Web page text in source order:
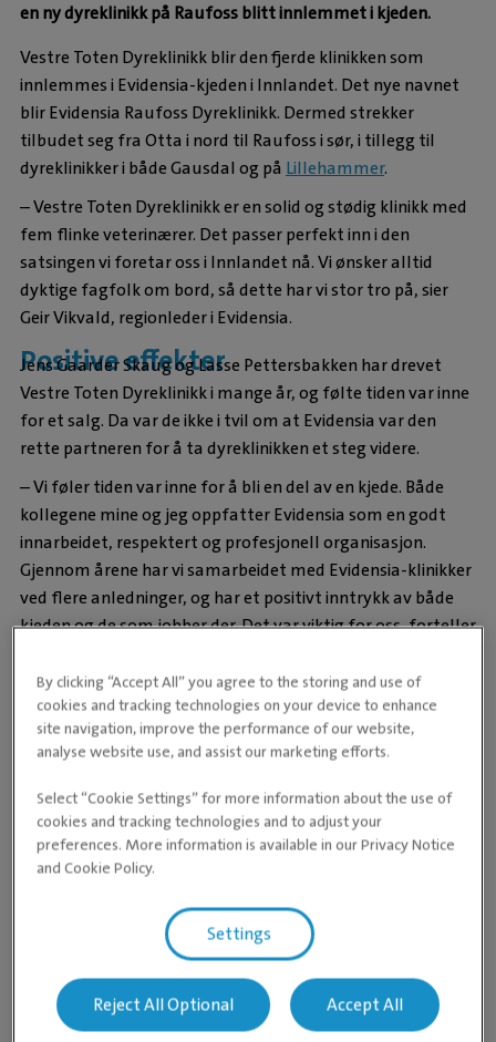
en ny dyreklinikk på Raufoss blitt innlemmet i kjeden.
Vestre Toten Dyreklinikk blir den fjerde klinikken som
innlemmes i Evidensia-kjeden i Innlandet. Det nye navnet
blir Evidensia Raufoss Dyreklinikk. Dermed strekker
tilbudet seg fra Otta i nord til Raufoss i sør, i tillegg til
dyreklinikker i både Gausdal og på Lillehammer.
– Vestre Toten Dyreklinikk er en solid og stødig klinikk med
fem flinke veterinærer. Det passer perfekt inn i den
satsingen vi foretar oss i Innlandet nå. Vi ønsker alltid
dyktige fagfolk om bord, så dette har vi stor tro på, sier
Geir Vikvald, regionleder i Evidensia.
Positive effekter
Jens Gaarder Skaug og Lasse Pettersbakken har drevet
Vestre Toten Dyreklinikk i mange år, og følte tiden var inne
for et salg. Da var de ikke i tvil om at Evidensia var den
rette partneren for å ta dyreklinikken et steg videre.
– Vi føler tiden var inne for å bli en del av en kjede. Både
kollegene mine og jeg oppfatter Evidensia som en godt
innarbeidet, respektert og profesjonell organisasjon.
Gjennom årene har vi samarbeidet med Evidensia-klinikker
ved flere anledninger, og har et positivt inntrykk av både
kjeden og de som jobber der. Det var viktig for oss, forteller
Begge de to tidligere eierne vil fortsette som veterinærer
på klinikken og tror overgangen til å bli en del av Evidensia-
kjeden vil slå positivt ut, for både de ansatte og for
– Jeg tror vi vil se mange positive effekter – både
administrativt og kollegialt. Det bidrar også til en trygghet
med hensyn på arbeidsplasser på Raufoss.
Faglig nettverk
Ved å bevege seg fra en enkeltstående klinikk til å være en
del av Evidensia-kjeden, håper og tror Gaarder Skaug på å
– Det faglige nettverket i kjeden blir viktig for å
By clicking “Accept All” you agree to the storing and use of
cookies and tracking technologies on your device to enhance
site navigation, improve the performance of our website,
analyse website use, and assist our marketing efforts.
Select “Cookie Settings” for more information about the use of
cookies and tracking technologies and to adjust your
preferences. More information is available in our Privacy Notice
and Cookie Policy.
Settings
Reject All Optional Accept All